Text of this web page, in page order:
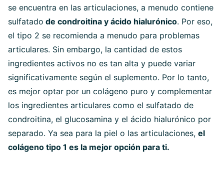
se encuentra en las articulaciones, a menudo contiene
sulfatado de condroitina y ácido hialurónico. Por eso,
el tipo 2 se recomienda a menudo para problemas
articulares. Sin embargo, la cantidad de estos
ingredientes activos no es tan alta y puede variar
significativamente según el suplemento. Por lo tanto,
es mejor optar por un colágeno puro y complementar
los ingredientes articulares como el sulfatado de
condroitina, el glucosamina y el ácido hialurónico por
separado. Ya sea para la piel o las articulaciones, el
colágeno tipo 1 es la mejor opción para ti.